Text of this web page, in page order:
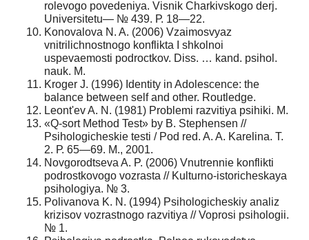
rolevogo povedeniya. Visnik Charkivskogo derj.
Universitetu— № 439. Р. 18—22.
Konovalova N. A. (2006) Vzaimosvyaz
vnitrilichnostnogo konflikta I shkolnoi
uspevaemosti podroctkov. Diss. … kand. psihol.
nauk. M.
Kroger J. (1996) Identity in Adolescence: the
balance between self and other. Routledge.
Leont'ev A. N. (1981) Problemi razvitiya psihiki. M.
«Q-sort Method Test» by B. Stephensen //
Psihologicheskie testi / Pod red. A. A. Karelina. T.
2. Р. 65—69. M., 2001.
Novgorodtseva A. P. (2006) Vnutrennie konflikti
podrostkovogo vozrasta // Kulturno-istoricheskaya
psihologiya. № 3.
Polivanova K. N. (1994) Psihologicheskiy analiz
krizisov vozrastnogo razvitiya // Voprosi psihologii.
№ 1.